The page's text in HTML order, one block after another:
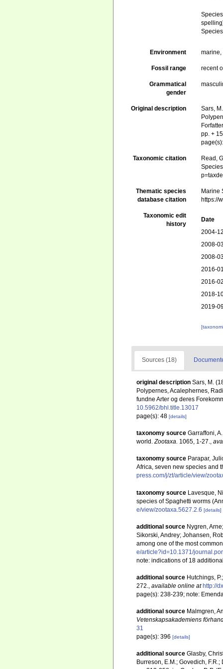
Species
Species
Environment marine,
Fossil range recent
Grammatical
gender
Original description
Sars,
pp. +
Taxonomic citation Read,
Thematic species
database citation
Marine
https://
Taxonomic edit
history
Date
2004-
2008-
2008-
2016-
2016-
2018-
2019-
Sources (18)
original description Sars, M.
Polypernes, Acalephernes,
fundne Arter og deres
10.5962/bhl.title.13017
page(s): 48 [details]
taxonomy source Garraffoni,
world.Zootaxa. 1065, 1-27.,
taxonomy source Parapar,
Africa, seven new species and
press.com/j/zt/article/view/
taxonomy source Lavesque,
species of Spaghetti worms
e/view/zootaxa.5627.2.6 [details]
additional source Nygren,
Sikorski, Andrey; Johansen,
among one of the most
e/article?id=10.1371/
note: indications of 18
additional source Hutchings,
272., available online at http://
page(s): 238-239; note:
additional source Malmgren,
Vetenskapsakademiens
31
page(s): 396 [details]
additional source Glasby,
Burreson, E.M.; Govedich,